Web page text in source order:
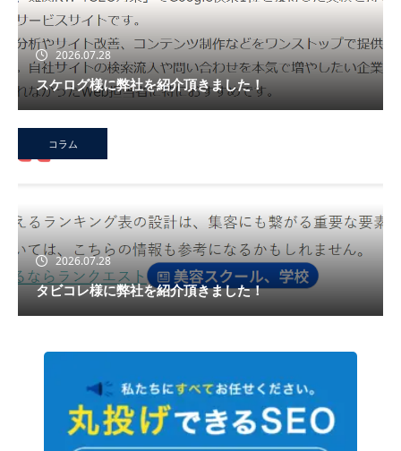
2026.07.28
スケログ様に弊社を紹介頂きました！
コラム
2026.07.28
タビコレ様に弊社を紹介頂きました！